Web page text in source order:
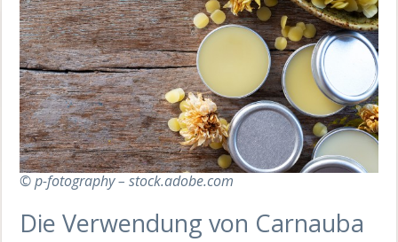
© p-fotography – stock.adobe.com
Die Verwendung von Carnauba